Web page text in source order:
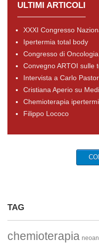
ULTIMI ARTICOLI
XXXI Congresso
Ipertermia total body
Congresso di
Convegno ARTOI sulle
Intervista a Carlo
Cristiana Aperio su
Chemioterapia
Filippo Lococo
TAG
chemioterapia